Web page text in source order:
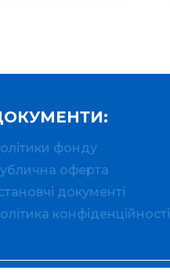
фонду
оферта
документі
конфіденційності